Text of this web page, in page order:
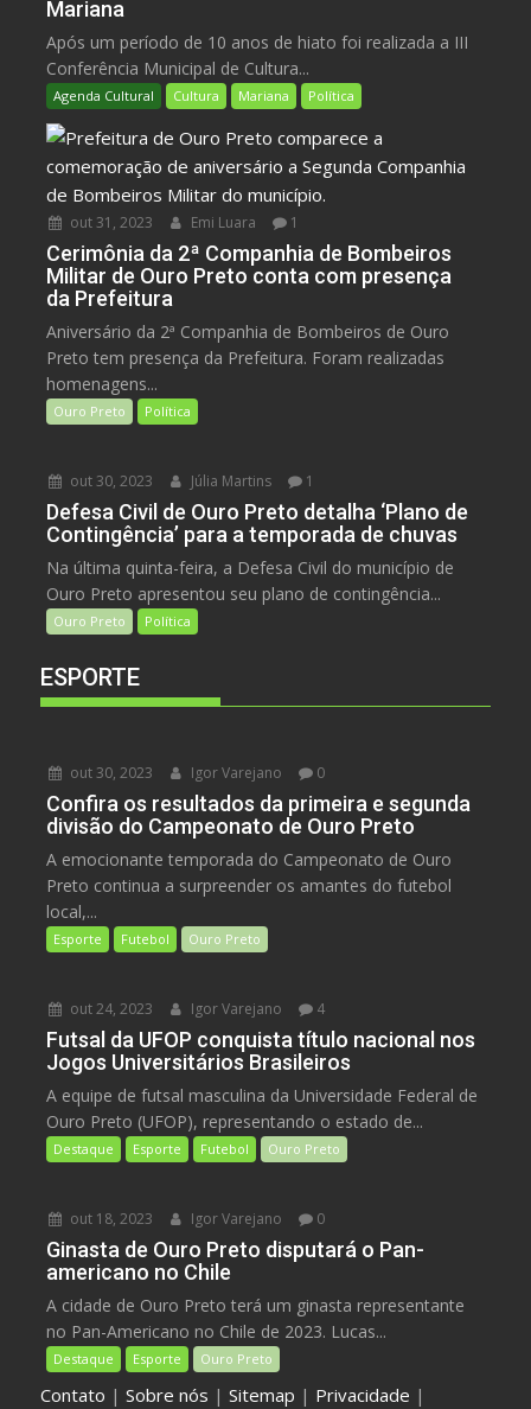
Mariana
Após um período de 10 anos de hiato foi realizada a III
Conferência Municipal de Cultura...
Agenda Cultural Cultura Mariana Política
out 31, 2023 Emi Luara 1
Cerimônia da 2ª Companhia de Bombeiros
Militar de Ouro Preto conta com presença
da Prefeitura
Aniversário da 2ª Companhia de Bombeiros de Ouro
Preto tem presença da Prefeitura. Foram realizadas
homenagens...
Ouro Preto Política
out 30, 2023 Júlia Martins 1
Defesa Civil de Ouro Preto detalha ‘Plano de
Contingência’ para a temporada de chuvas
Na última quinta-feira, a Defesa Civil do município de
Ouro Preto apresentou seu plano de contingência...
Ouro Preto Política
ESPORTE
out 30, 2023 Igor Varejano 0
Confira os resultados da primeira e segunda
divisão do Campeonato de Ouro Preto
A emocionante temporada do Campeonato de Ouro
Preto continua a surpreender os amantes do futebol
local,...
Esporte Futebol Ouro Preto
out 24, 2023 Igor Varejano 4
Futsal da UFOP conquista título nacional nos
Jogos Universitários Brasileiros
A equipe de futsal masculina da Universidade Federal de
Ouro Preto (UFOP), representando o estado de...
Destaque Esporte Futebol Ouro Preto
out 18, 2023 Igor Varejano 0
Ginasta de Ouro Preto disputará o Pan-
americano no Chile
A cidade de Ouro Preto terá um ginasta representante
no Pan-Americano no Chile de 2023. Lucas...
Destaque Esporte Ouro Preto
Contato |Sobre nós |Sitemap | Privacidade |